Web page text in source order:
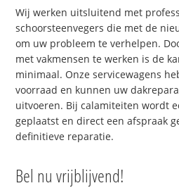
Wij werken uitsluitend met
schoorsteenvegers die met de
om uw probleem te verhelpen.
met vakmensen te werken is de
minimaal. Onze servicewagens
voorraad en kunnen uw
uitvoeren. Bij calamiteiten wordt
geplaatst en direct een afspraak
definitieve reparatie.
Bel nu vrijblijvend!